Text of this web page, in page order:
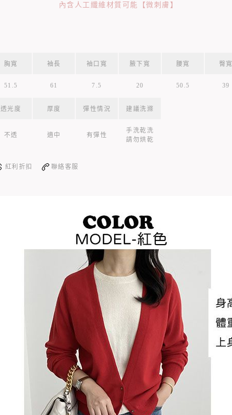
內含人工纖維材質可能【微刺膚】
胸寬 袖長 袖口寬 腋下寬 腰寬 臀寬
51.5 61 7.5 20 50.5 39
透光度 厚度 彈性情況 建議洗滌
不透 適中 有彈性
手洗乾洗
請勿烘乾
紅利折扣 聯絡客服